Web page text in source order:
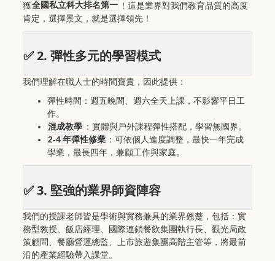
獲全國私立科大排名第一 ！這是業界對我們教育品質的高度
肯定，選擇景文，就是選擇領先！
✅ 2.彈性多元的學習模式
我們理解在職人士的時間寶貴，因此提供：
彈性時間：週五晚間、週六全天上課，不影響平日工
作。
混成教學 ：實體與戶外課程彈性搭配，學習無國界。
2-4 年彈性修業 ：可依個人進度調整，最快一年完成
學業，最長四年，兼顧工作與家庭。
✅ 3. 堅強的業界師資陣容
我們的授課老師皆是學術與實務兼具的業界翹楚，包括：實
務型教授、飯店經理、國際連鎖餐飲集團執行長、觀光局政
策顧問、餐廳營運總監、上市旅遊集團高階主管等，將最前
沿的產業經驗帶入課堂。